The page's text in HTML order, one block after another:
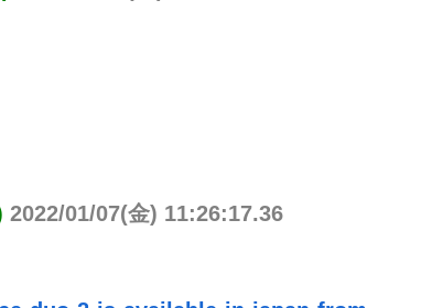
2022/01/07(金) 11:26:17.36